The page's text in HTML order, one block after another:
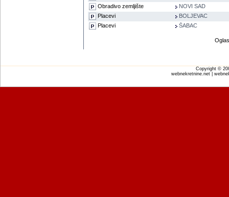
Obradivo zemljište
NOVI SAD
Placevi
BOLJEVAC
Placevi
ŠABAC
Copyright ©
webnekretnine.net |